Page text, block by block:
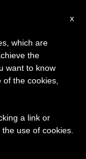
×
la pausa
de verano
el
x
which are
the
want to know
the cookies,
a link or
use of cookies.